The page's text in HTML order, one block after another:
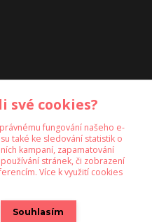
cookies.
své cookies?
fungování našeho e-
také ke sledování statistik o
kampaní, zapamatování
stránek, či zobrazení
Více k využití cookies
Souhlasím